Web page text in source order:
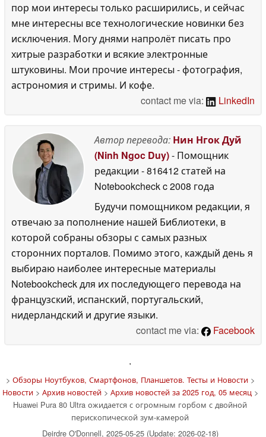
пор мои интересы только расширились, и сейчас
мне интересны все технологические новинки без
исключения. Могу днями напролёт писать про
хитрые разработки и всякие электронные
штуковины. Мои прочие интересы - фотография,
астрономия и стримы. И кофе.
contact me via:
LinkedIn
Автор перевода: Нин Нгок Дуй
(Ninh Ngoc Duy)- Помощник
редакции - 816412 статей на
Notebookcheckc 2008 года
Будучи помощником редакции, я
отвечаю за пополнение нашей Библиотеки, в
которой собраны обзоры с самых разных
сторонних порталов. Помимо этого, каждый день я
выбираю наиболее интересные материалы
Notebookcheck для их последующего перевода на
французский, испанский, португальский,
нидерландский и другие языки.
contact me via:
Facebook
'
> Обзоры Ноутбуков, Смартфонов, Планшетов. Тесты и Новости>
Новости> Архив новостей> Архив новостей за 2025 год, 05 месяц>
Huawei Pura 80 Ultra ожидается с огромным горбом с двойной
перископической зум-камерой
Deirdre O'Donnell, 2025-05-25 (Update: 2026-02-18)